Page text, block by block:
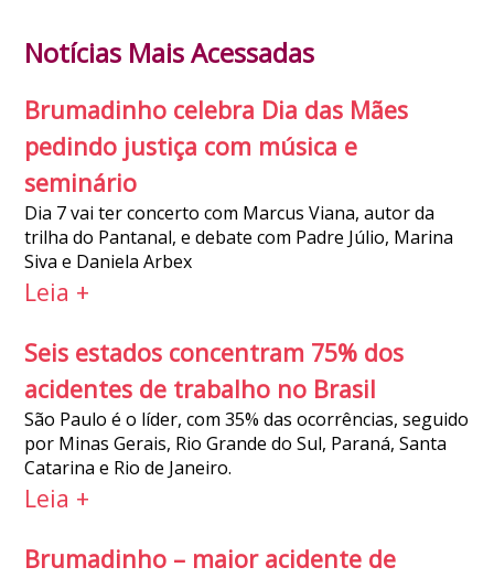
Notícias Mais Acessadas
Brumadinho celebra Dia das Mães
pedindo justiça com música e
seminário
Dia 7 vai ter concerto com Marcus Viana, autor da
trilha do Pantanal, e debate com Padre Júlio, Marina
Siva e Daniela Arbex
Leia +
Seis estados concentram 75% dos
acidentes de trabalho no Brasil
São Paulo é o líder, com 35% das ocorrências, seguido
por Minas Gerais, Rio Grande do Sul, Paraná, Santa
Catarina e Rio de Janeiro.
Leia +
Brumadinho – maior acidente de